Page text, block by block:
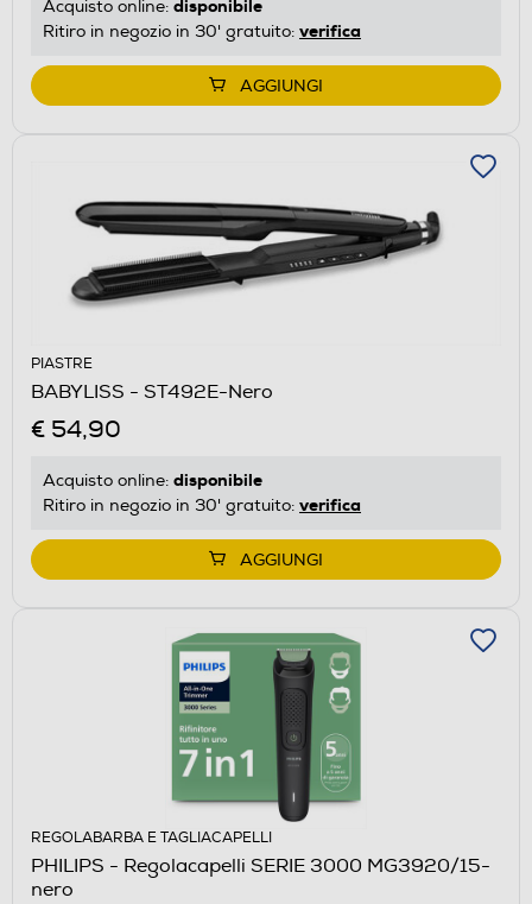
Acquisto online: disponibile
Ritiro in negozio in 30' gratuito: verifica
AGGIUNGI
PIASTRE
BABYLISS - ST492E-Nero
€ 54,90
Acquisto online: disponibile
Ritiro in negozio in 30' gratuito: verifica
AGGIUNGI
REGOLABARBA E TAGLIACAPELLI
PHILIPS - Regolacapelli SERIE 3000 MG3920/15-
nero